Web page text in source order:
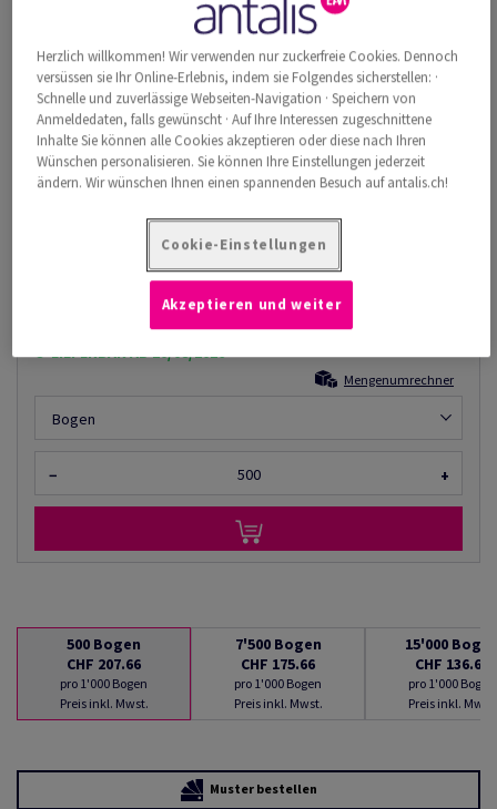
Olin, Regular, Soft White, holzfrei ECF, 100g/m2, 450mm x 320mm,
SRA3, BB, Paket zu 500 Bogen/Blatt, FSC Mix Credit
Weitere Produktinformationen
Produkt weiterempfehlen
Neu im Sortiment
Katalogpreis inkl. MwSt.
34.20% Rabatt
LIEFERBAR AB 10/08/2026
Mengenumrechner
Bogen
− +
500 Bogen
CHF 207.66
pro 1'000 Bogen
Preis inkl. Mwst.
7'500 Bogen
CHF 175.66
pro 1'000 Bogen
Preis inkl. Mwst.
15'000
CHF 136.64
pro 1'000 Bogen
Preis inkl. Mwst.
Muster bestellen
Herzlich willkommen! Wir verwenden nur zuckerfreie Cookies. Dennoch
versüssen sie Ihr Online-Erlebnis, indem sie Folgendes sicherstellen: ·
Schnelle und zuverlässige Webseiten-Navigation · Speichern von
Anmeldedaten, falls gewünscht · Auf Ihre Interessen zugeschnittene
Inhalte Sie können alle Cookies akzeptieren oder diese nach Ihren
Wünschen personalisieren. Sie können Ihre Einstellungen jederzeit
ändern. Wir wünschen Ihnen einen spannenden Besuch auf antalis.ch!
Cookie-Einstellungen
Akzeptieren und weiter